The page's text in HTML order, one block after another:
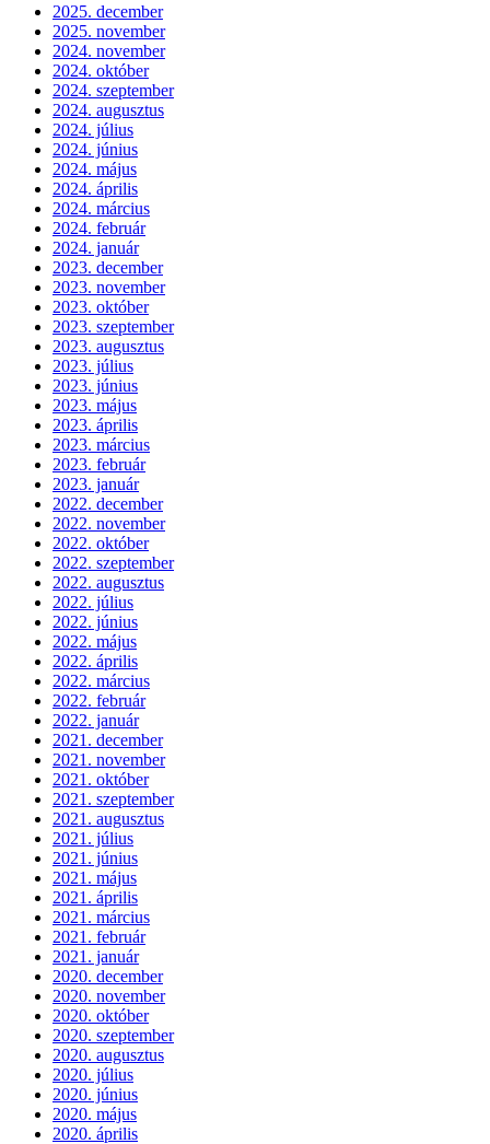
2025. december
2025. november
2024. november
2024. október
2024. szeptember
2024. augusztus
2024. július
2024. június
2024. május
2024. április
2024. március
2024. február
2024. január
2023. december
2023. november
2023. október
2023. szeptember
2023. augusztus
2023. július
2023. június
2023. május
2023. április
2023. március
2023. február
2023. január
2022. december
2022. november
2022. október
2022. szeptember
2022. augusztus
2022. július
2022. június
2022. május
2022. április
2022. március
2022. február
2022. január
2021. december
2021. november
2021. október
2021. szeptember
2021. augusztus
2021. július
2021. június
2021. május
2021. április
2021. március
2021. február
2021. január
2020. december
2020. november
2020. október
2020. szeptember
2020. augusztus
2020. július
2020. június
2020. május
2020. április